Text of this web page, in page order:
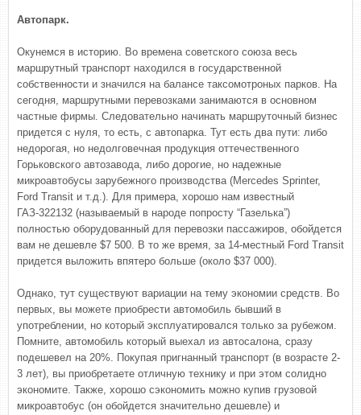
Автопарк.
Окунемся в историю. Во времена советского союза весь
маршрутный транспорт находился в государственной
собственности и значился на балансе таксомотроных парков. На
сегодня, маршрутными перевозками занимаются в основном
частные фирмы. Следовательно начинать маршруточный бизнес
придется с нуля, то есть, с автопарка. Тут есть два пути: либо
недорогая, но недолговечная продукция оттечественного
Горьковского автозавода, либо дорогие, но надежные
микроавтобусы зарубежного производства (Mercedes Sprinter,
Ford Transit и т.д.). Для примера, хорошо нам известный
ГАЗ-322132 (называемый в народе попросту “Газелька”)
полностью оборудованный для перевозки пассажиров, обойдется
вам не дешевле $7 500. В то же время, за 14-местный Ford Transit
придется выложить впятеро больше (около $37 000).
Однако, тут существуют вариации на тему экономии средств. Во
первых, вы можете приобрести автомобиль бывший в
употреблении, но который эксплуатировался только за рубежом.
Помните, автомобиль который выехал из автосалона, сразу
подешевел на 20%. Покупая пригнанный транспорт (в возрасте 2-
3 лет), вы приобретаете отличную технику и при этом солидно
экономите. Также, хорошо сэкономить можно купив грузовой
микроавтобус (он обойдется значительно дешевле) и